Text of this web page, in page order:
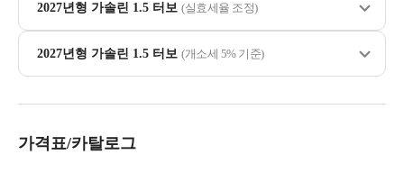
2027년형 가솔린 1.5 터보 (실효세율 조정)
2027년형 가솔린 1.5 터보 (개소세 5% 기준)
가격표/카탈로그